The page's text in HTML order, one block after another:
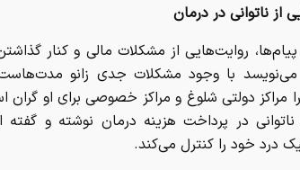
از ناتوانی در درمان
روایت‌هایی از مشکلات مالی و کنار
با وجود مشکلات جدی زانو مدت‌هاست
مراکز دولتی شلوغ و مراکز خصوصی برای او گران
ناتوانی در پرداخت هزینه درمان نوشته و
درد خود را کنترل می‌کند.